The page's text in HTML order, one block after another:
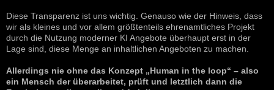
Diese Transparenz ist uns wichtig. Genauso wie der Hinweis, dass
wir als kleines und vor allem größtenteils ehrenamtliches Projekt
durch die Nutzung moderner KI Angebote überhaupt erst in der
Lage sind, diese Menge an inhaltlichen Angeboten zu machen.
Allerdings nie ohne das Konzept „Human in the loop“ – also
ein Mensch der überarbeitet, prüft und letztlich dann die